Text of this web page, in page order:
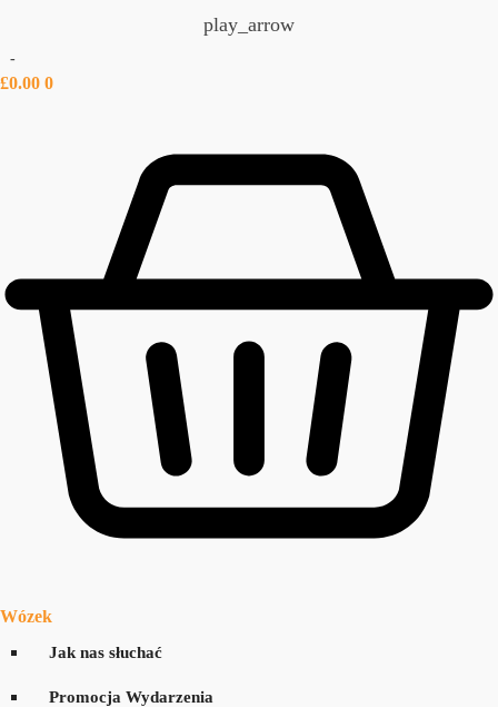
play_arrow
-
£0.00 0
Wózek
Jak nas słuchać
Promocja Wydarzenia